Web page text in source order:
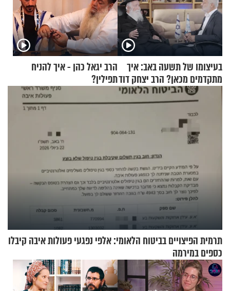
בעיצומו של תשעה באב: איך
מתקדמים מכאן? הרב יצחק דוד
גרוסמן בשיחה מיוחדת
הרב יגאל כהן - איך להניח
תפילין?
תרמית הפיצויים בביטוח הלאומי: אלפי נפגעי פעולות איבה קיבלו
כספים במירמה